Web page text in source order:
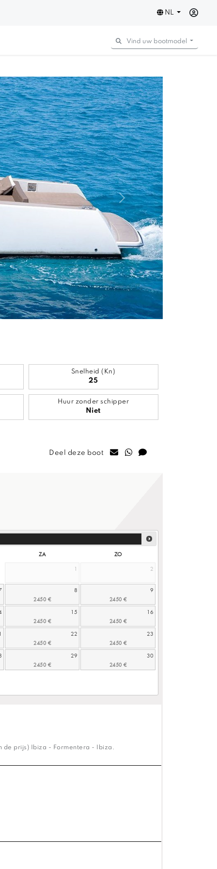
NL
Vind uw bootmodel
Next
Snelheid (Kn)
25
Huur zonder schipper
Niet
Deel deze boot
ZA
ZO
1
2
8 9
15 16
22 23
29 30
de prijs) Ibiza - Formentera - Ibiza.